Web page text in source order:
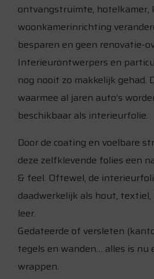
ontvangstruimte, hotelkamer,
woonkamerinrichting
besparen en geen renovatie-
Interieurontwerpers en
nog nooit zo makkelijk gehad.
waarmee al jaren auto’s
beschikbaar als interieurfolie.
Door de coating en voelbare
deze zelfklevende folies een
& feel. Oftewel, de
daadwerkelijk als hout,
leer.
Gedateerde of versleten
tegels en wanden… alles is nu
wrappen.